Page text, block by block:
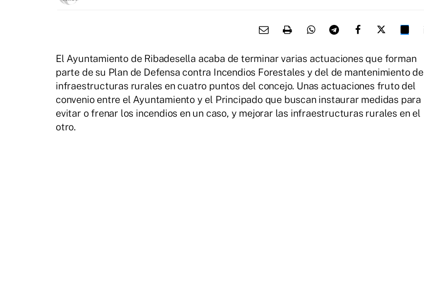
El Ayuntamiento de Ribadesella acaba de terminar varias actuaciones que forman
parte de su Plan de Defensa contra Incendios Forestales y del de mantenimiento de
infraestructuras rurales en cuatro puntos del concejo. Unas actuaciones fruto del
convenio entre el Ayuntamiento y el Principado que buscan instaurar medidas para
evitar o frenar los incendios en un caso, y mejorar las infraestructuras rurales en el
otro.